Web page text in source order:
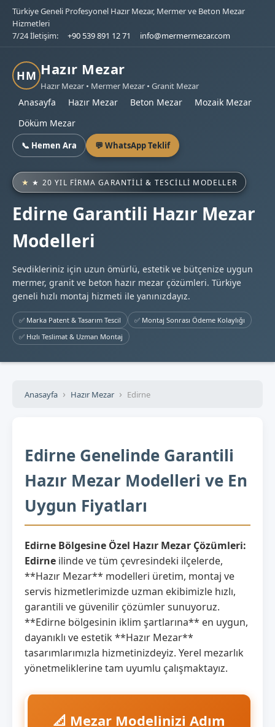
Türkiye Geneli Profesyonel Hazır Mezar, Mermer ve Beton Mezar
Hizmetleri
7/24 İletişim:
+90 539 891 12 71 info@mermermezar.com
HM Hazır Mezar
Hazır Mezar • Mermer Mezar • Granit Mezar
Anasayfa Hazır Mezar Beton Mezar
Mozaik Mezar
Döküm Mezar
📞 Hemen Ara 💬 WhatsApp Teklif
★ 20 YIL FIRMA GARANTILI & TESCILLI MODELLER
Edirne Garantili Hazır Mezar
Modelleri
Sevdikleriniz için uzun ömürlü, estetik ve bütçenize uygun
mermer, granit ve beton hazır mezar çözümleri. Türkiye
geneli hızlı montaj hizmeti ile yanınızdayız.
✅ Marka Patent & Tasarım Tescil
✅ Montaj Sonrası Ödeme Kolaylığı
✅ Hızlı Teslimat & Uzman Montaj
Anasayfa Hazır Mezar Edirne
Edirne Genelinde Garantili
Hazır Mezar Modelleri ve En
Uygun Fiyatları
Edirne Bölgesine Özel Hazır Mezar Çözümleri:
Edirne ilinde ve tüm çevresindeki ilçelerde,
**Hazır Mezar** modelleri üretim, montaj ve
servis hizmetlerimizde uzman ekibimizle hızlı,
garantili ve güvenilir çözümler sunuyoruz.
**Edirne bölgesinin iklim şartlarına** en uygun,
dayanıklı ve estetik **Hazır Mezar**
tasarımlarımızla hizmetinizdeyiz. Yerel mezarlık
yönetmeliklerine tam uyumlu çalışmaktayız.
📐 Mezar Modelinizi Adım